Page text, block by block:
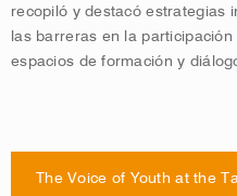
recopiló y destacó estrategias
las barreras en la
espacios de formación y
The Voice of Youth at the